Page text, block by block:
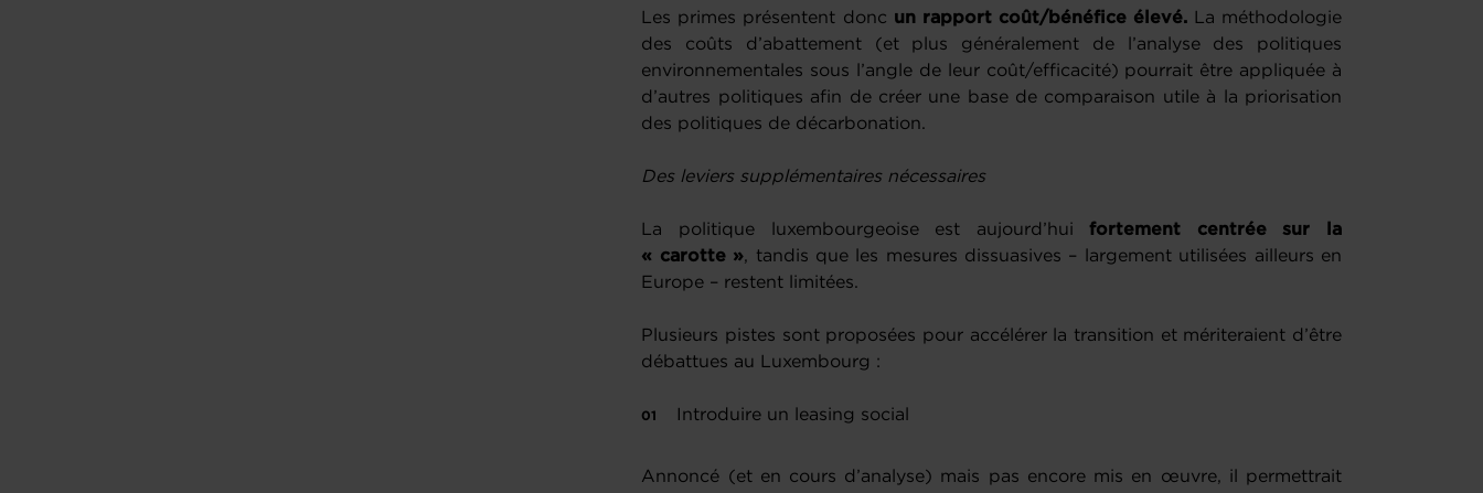
Les primes présentent donc un rapport coût/bénéfice élevé.
La méthodologie
des coûts d’abattement (et plus généralement de l’analyse des politiques
environnementales sous l’angle de leur coût/efficacité) pourrait être appliquée à
d’autres politiques afin de créer une base de comparaison utile à la priorisation
des politiques de décarbonation.
Des leviers supplémentaires nécessaires
La politique luxembourgeoise est aujourd’huifortement centrée sur la
« carotte », tandis que les mesures dissuasives – largement utilisées ailleurs en
Europe – restent limitées.
Plusieurs pistes sont proposées pour accélérer la transition et mériteraient d’être
débattues au Luxembourg :
Introduire un leasing social
Annoncé (et en cours d’analyse) mais pas encore mis en œuvre, il permettrait